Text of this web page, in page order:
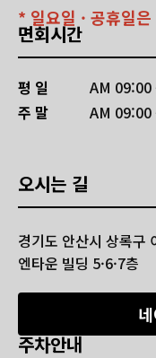
* 일요일 · 공휴일
면회시간
평 일
AM
주 말
AM
오시는 길
경기도 안산시 상록구
엔타운 빌딩 5·6·7층
주차안내